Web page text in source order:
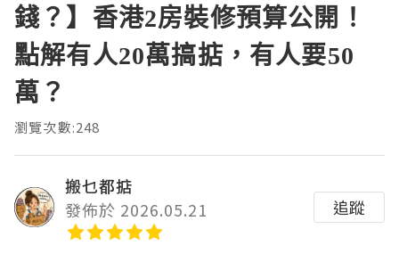
錢？】香港2房裝修預算公開！
點解有人20萬搞掂，有人要50
萬？
瀏覽次數:248
搬乜都掂
發佈於 2026.05.21
追蹤